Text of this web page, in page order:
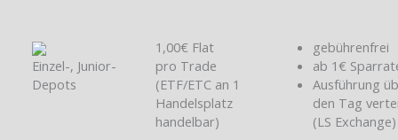
Einzel-, Junior-
Depots
1,00€ Flat
pro Trade
(ETF/ETC an 1
Handelsplatz
handelbar)
gebührenfrei
ab 1€
Ausführung
den Tag
(LS Exchange)